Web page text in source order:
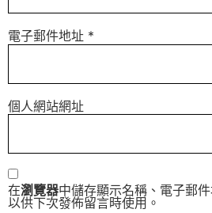
電子郵件地址 *
個人網站網址
在瀏覽器中儲存顯示名稱、電子郵
以供下次發佈留言時使用。